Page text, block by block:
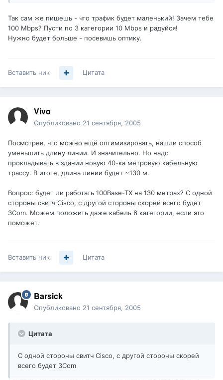
Так сам же пишешь - что трафик будет маленький! Зачем тебе
100 Mbps? Пусти по 3 категории 10 Mbps и радуйся!
Нужно будет больше - посевишь оптику.
Вставить ник Цитата
Vivo
Опубликовано 21 сентября, 2005
Посмотрев, что можно ещё оптимизировать, нашли способ
уменьшить длину линии. И значительно. Но надо
прокладывать в здании новую 40-ка метровую кабельную
трассу. В итоге, длина линии будет ~130 м.
Вопрос: будет ли работать 100Base-TX на 130 метрах? С одной
стороны свитч Cisco, с другой стороны скорей всего будет
3Com. Можем положить даже кабель 6 категории, если это
поможет.
Вставить ник Цитата
Barsick
Опубликовано 21 сентября, 2005
Цитата
С одной стороны свитч Cisco, с другой стороны скорей
всего будет 3Com